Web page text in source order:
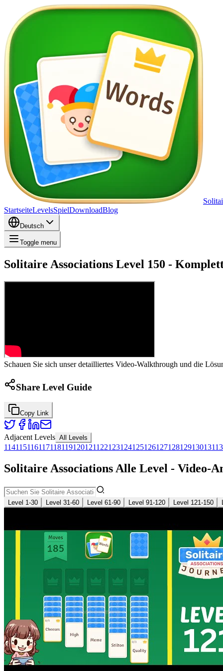
StartseiteLevelsSpielDownloadBlog
Deutsch
Toggle menu
Solitaire Associations Level 150 -
Schauen Sie sich unser detailliertes Video-Walkthrough und die
Share Level Guide
Copy Link
Adjacent Levels All Levels
114115116117118119120121122123124125126127128129130131
Solitaire Associations Alle Level - Video-
Level 1-30 Level 31-60 Level 61-90 Level 91-120 Level 121-150